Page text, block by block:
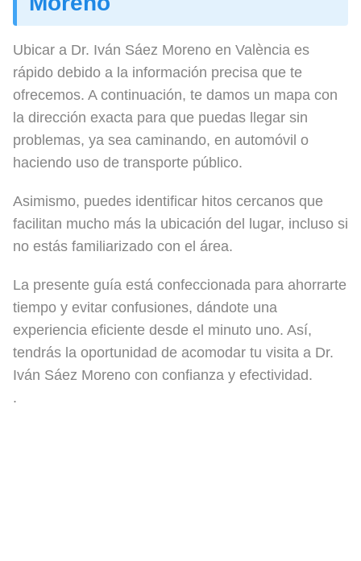
Ubicar a Dr. Iván Sáez Moreno en València es
rápido debido a la información precisa que te
ofrecemos. A continuación, te damos un mapa con
la dirección exacta para que puedas llegar sin
problemas, ya sea caminando, en automóvil o
haciendo uso de transporte público.
Asimismo, puedes identificar hitos cercanos que
facilitan mucho más la ubicación del lugar, incluso si
no estás familiarizado con el área.
La presente guía está confeccionada para ahorrarte
tiempo y evitar confusiones, dándote una
experiencia eficiente desde el minuto uno. Así,
tendrás la oportunidad de acomodar tu visita a Dr.
Iván Sáez Moreno con confianza y efectividad.
.